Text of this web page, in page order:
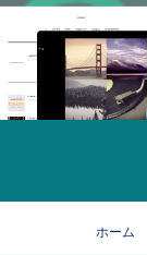
ホーム